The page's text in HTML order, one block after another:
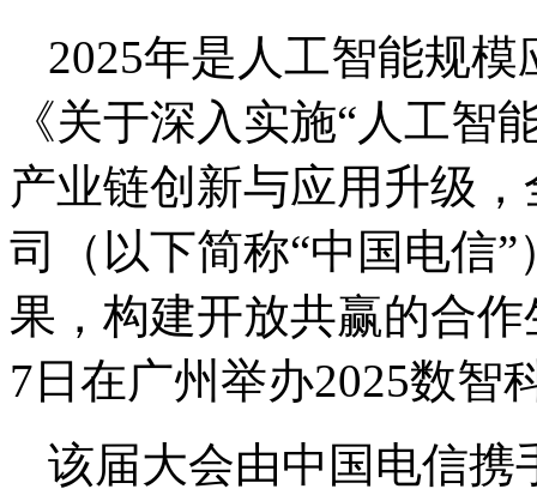
2025年是人工智能规
《关于深入实施“人工智
产业链创新与应用升级
司（以下简称“中国电信
果，构建开放共赢的合
7日在广州举办2025数智
该届大会由中国电信携